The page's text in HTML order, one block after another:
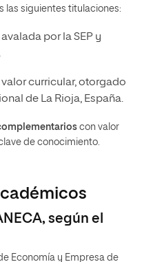
las siguientes titulaciones:
avalada por la SEP y
curricular, otorgado
de La Rioja, España.
con valor
de conocimiento.
según el
Economía y Empresa de